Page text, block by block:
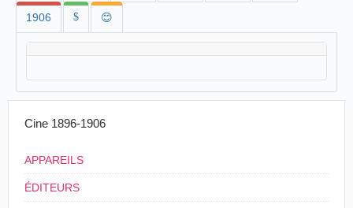
1906 $ 😊
Cine 1896-1906
APPAREILS
ÉDITEURS